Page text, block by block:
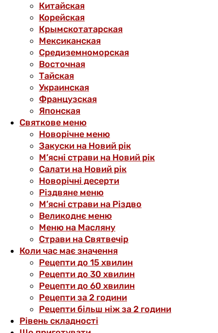
Китайская
Корейская
Крымскотатарская
Мексиканская
Средиземноморская
Восточная
Тайская
Украинская
Французская
Японская
Святкове меню
Новорічне меню
Закуски на Новий рік
М’ясні страви на Новий рік
Салати на Новий рік
Новорічні десерти
Різдвяне меню
М’ясні страви на Різдво
Великоднє меню
Меню на Масляну
Страви на Святвечір
Коли час має значення
Рецепти до 15 хвилин
Рецепти до 30 хвилин
Рецепти до 60 хвилин
Рецепти за 2 години
Рецепти більш ніж за 2 години
Рівень складності